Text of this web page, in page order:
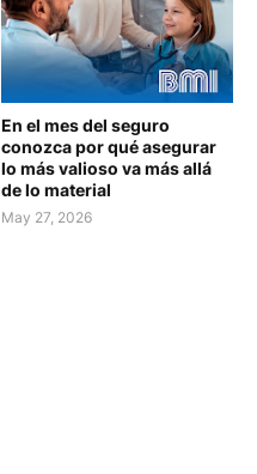
En el mes del seguro
conozca por qué asegurar
lo más valioso va más allá
de lo material
May 27, 2026